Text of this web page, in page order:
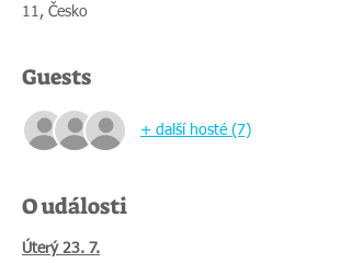
11, Česko
Guests
+ další hosté (7)
O události
Úterý 23. 7.